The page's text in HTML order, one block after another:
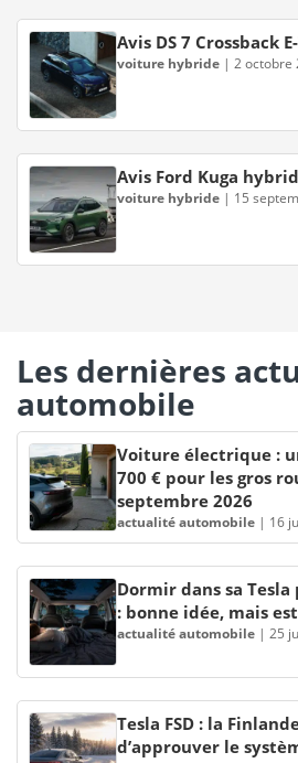
Avis DS 7 Crossback
voiture hybride | 2 octobre
Avis Ford Kuga
voiture hybride | 15
Les dernières
automobile
Voiture électrique :
700 € pour les gros
septembre 2026
actualité automobile | 16
Dormir dans sa
: bonne idée, mais
actualité automobile | 25
Tesla FSD : la
d’approuver le